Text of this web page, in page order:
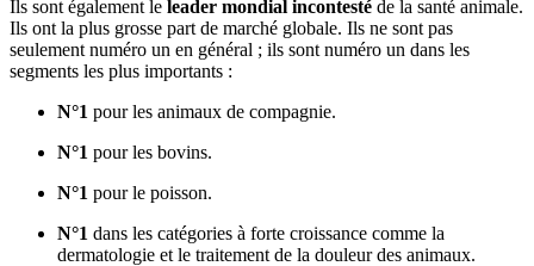
Ils sont également le leader mondial incontesté de la santé animale.
Ils ont la plus grosse part de marché globale. Ils ne sont pas
seulement numéro un en général ; ils sont numéro un dans les
segments les plus importants :
N°1 pour les animaux de compagnie.
N°1 pour les bovins.
N°1 pour le poisson.
N°1 dans les catégories à forte croissance comme la
dermatologie et le traitement de la douleur des animaux.